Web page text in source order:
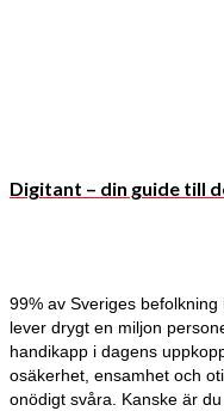
Digitant – din guide till
99% av Sveriges
lever drygt en miljon
handikapp i dagens
osäkerhet, ensamhet och
onödigt svåra. Kanske är